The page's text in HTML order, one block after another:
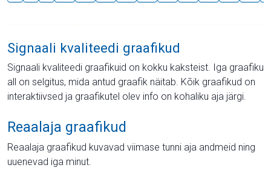
Signaali kvaliteedi graafikud
Signaali kvaliteedi graafikuid on kokku kaksteist. Iga graafiku
all on selgitus, mida antud graafik näitab. Kõik graafikud on
interaktiivsed ja graafikutel olev info on kohaliku aja järgi.
Reaalaja graafikud
Reaalaja graafikud kuvavad viimase tunni aja andmeid ning
uuenevad iga minut.